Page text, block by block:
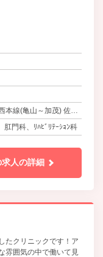
本線(亀山～加茂) 佐那
門科、ﾘﾊﾋﾞﾘﾃｰｼｮﾝ科
求人の詳細
たクリニックです！ア
雰囲気の中で働いて見